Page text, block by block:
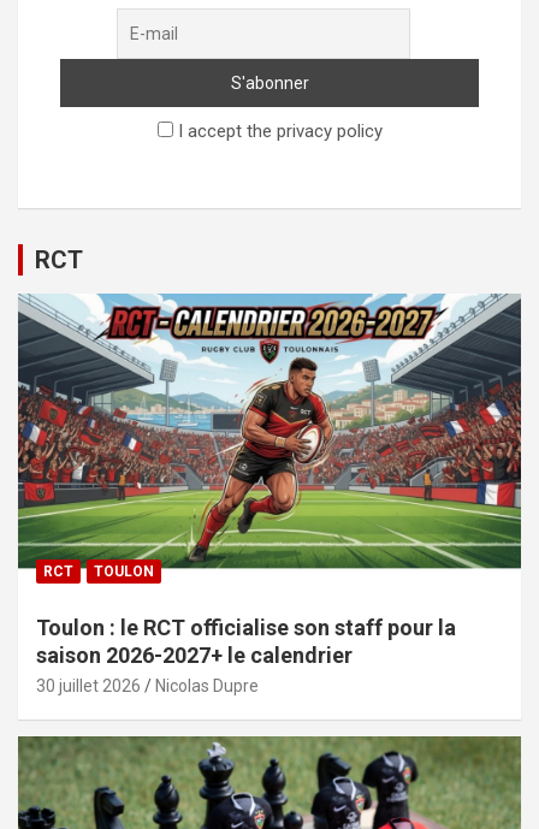
I accept the privacy policy
RCT
RCT TOULON
Toulon : le RCT officialise son staff pour la
saison 2026-2027+ le calendrier
30 juillet 2026 Nicolas Dupre